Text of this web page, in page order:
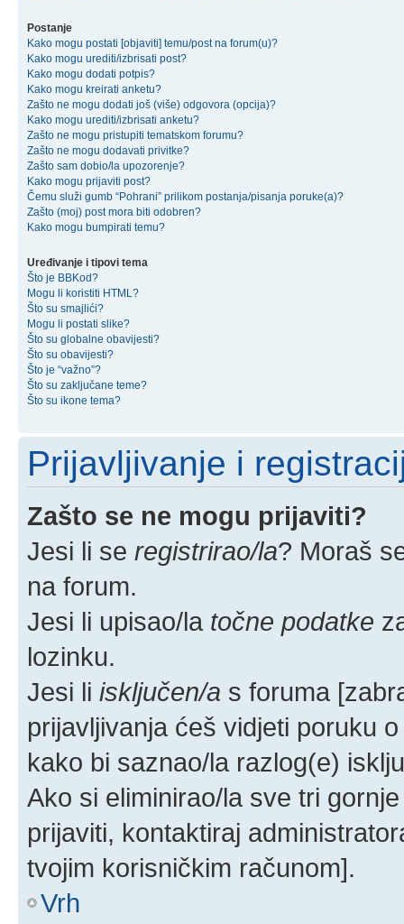
Postanje
Kako mogu postati [objaviti] temu/post na forum(u)?
Kako mogu urediti/izbrisati post?
Kako mogu dodati potpis?
Kako mogu kreirati anketu?
Zašto ne mogu dodati još (više) odgovora (opcija)?
Kako mogu urediti/izbrisati anketu?
Zašto ne mogu pristupiti tematskom forumu?
Zašto ne mogu dodavati privitke?
Zašto sam dobio/la upozorenje?
Kako mogu prijaviti post?
Čemu služi gumb “Pohrani” prilikom postanja/pisanja poruke(a)?
Zašto (moj) post mora biti odobren?
Kako mogu bumpirati temu?
Uređivanje i tipovi tema
Što je BBKod?
Mogu li koristiti HTML?
Što su smajlići?
Mogu li postati slike?
Što su globalne obavijesti?
Što su obavijesti?
Što je “važno”?
Što su zaključane teme?
Što su ikone tema?
Prijavljivanje i
Zašto se ne mogu prijaviti?
Jesi li se registrirao/la? Moraš
na forum.
Jesi li upisao/la točne podatke
lozinku.
Jesi li isključen/a s foruma
prijavljivanja ćeš vidjeti poruku
kako bi saznao/la razlog(e)
Ako si eliminirao/la sve tri
prijaviti, kontaktiraj
tvojim korisničkim računom].
Vrh